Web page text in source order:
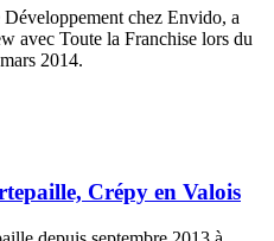
chez Envido, a
avec Toute la Franchise lors du
2014.
Crépy en Valois